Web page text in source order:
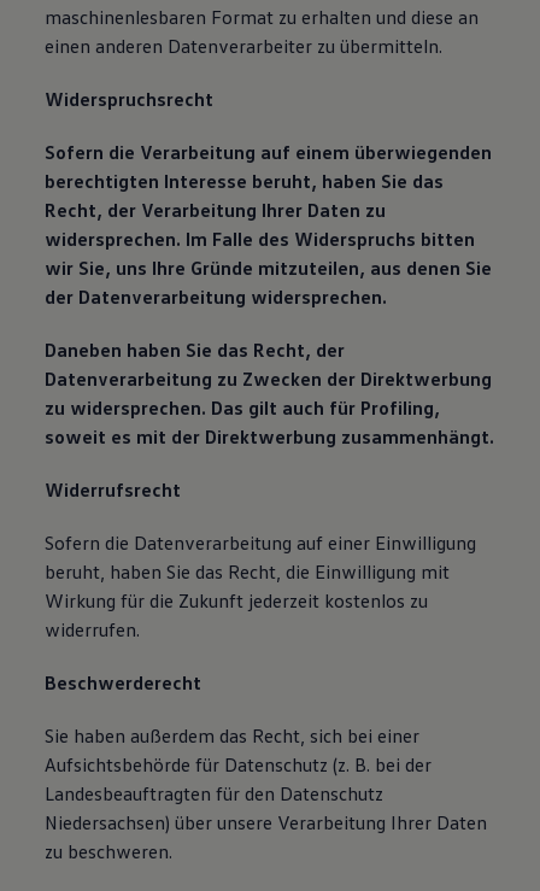
maschinenlesbaren Format zu erhalten und diese an
einen anderen Datenverarbeiter zu übermitteln.
Widerspruchsrecht
Sofern die Verarbeitung auf einem überwiegenden
berechtigten Interesse beruht, haben Sie das
Recht, der Verarbeitung Ihrer Daten zu
widersprechen. Im Falle des Widerspruchs bitten
wir Sie, uns Ihre Gründe mitzuteilen, aus denen Sie
der Datenverarbeitung widersprechen.
Daneben haben Sie das Recht, der
Datenverarbeitung zu Zwecken der Direktwerbung
zu widersprechen. Das gilt auch für Profiling,
soweit es mit der Direktwerbung zusammenhängt.
Widerrufsrecht
Sofern die Datenverarbeitung auf einer Einwilligung
beruht, haben Sie das Recht, die Einwilligung mit
Wirkung für die Zukunft jederzeit kostenlos zu
widerrufen.
Beschwerderecht
Sie haben außerdem das Recht, sich bei einer
Aufsichtsbehörde für Datenschutz (z. B. bei der
Landesbeauftragten für den Datenschutz
Niedersachsen) über unsere Verarbeitung Ihrer Daten
zu beschweren.